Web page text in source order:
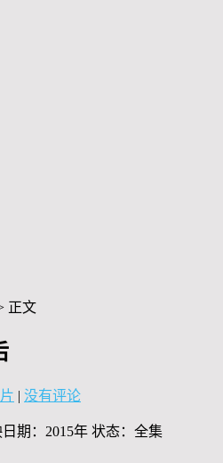
正文
| 没有评论
日期：2015年 状态：全集